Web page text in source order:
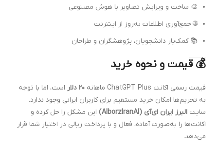
🎨 ساخت و ویرایش تصاویر با هوش مصنوعی
🌐 جمع‌آوری اطلاعات به‌روز از اینترنت
📚 کمک‌یار دانشجویان، پژوهشگران و طراحان
💰 قیمت و نحوه خرید
قیمت رسمی اکانت ChatGPT Plus ماهانه ۲۰ دلار
است، اما با توجه
به تحریم‌ها امکان خرید مستقیم برای کاربران ایرانی وجود ندارد.
سایت البرز ایران ای‌آی (AlborzIranAI)
این مشکل را حل کرده و
اکانت‌ها را به‌صورت آماده، فعال و با پرداخت ریالی در اختیار شما قرار
می‌دهد.